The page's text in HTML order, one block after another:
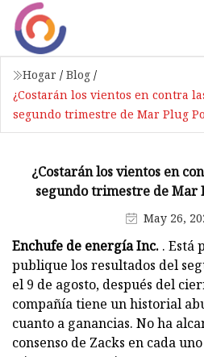
Hogar / Blog /
¿Costarán los vientos en contra
segundo trimestre de Mar Plug
¿Costarán los vientos en
segundo trimestre de Mar
May 26,
Enchufe de energía Inc. . Está
publique los resultados del
el 9 de agosto, después del
compañía tiene un historial
cuanto a ganancias. No ha
consenso de Zacks en cada